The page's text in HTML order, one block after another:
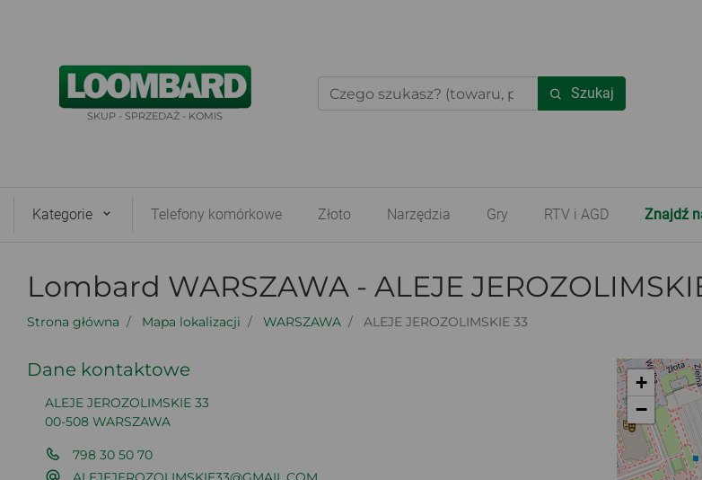
SKUP - SPRZEDAŻ - KOMIS
Szukaj
Kategorie Telefony komórkowe Złoto Narzędzia Gry RTV i AGD Znajdź
Lombard WARSZAWA - ALEJE
Strona główna Mapa lokalizacji WARSZAWA ALEJE JEROZOLIMSKIE 33
Dane kontaktowe
ALEJE JEROZOLIMSKIE 33
00-508 WARSZAWA
798 30 50 70
+
−